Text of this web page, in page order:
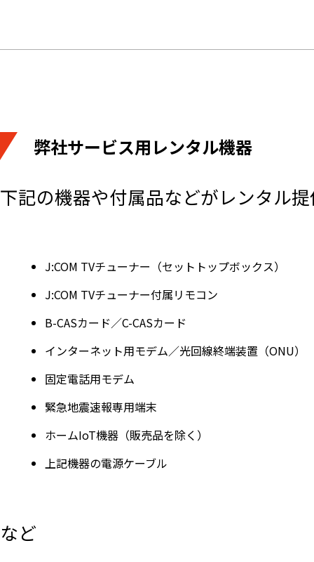
弊社サービス用レンタル機器
下記の機器や付属品などがレンタル
J:COM TVチューナー（セットトップボックス）
J:COM TVチューナー付属リモコン
B-CASカード／C-CASカード
インターネット用モデム／光回線終端装置（ONU）
固定電話用モデム
緊急地震速報専用端末
ホームIoT機器（販売品を除く）
上記機器の電源ケーブル
など